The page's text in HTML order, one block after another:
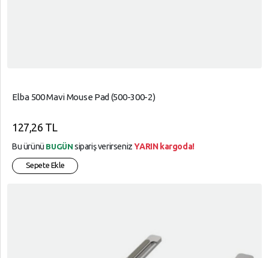
Elba 500 Mavi Mouse Pad (500-300-2)
127,26 TL
Bu ürünü BUGÜN sipariş verirsenizYARIN kargoda!
Sepete Ekle